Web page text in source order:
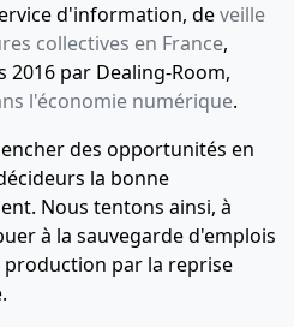
d'information, deveille
collectives en France,
par Dealing-Room,
l'économie numérique.
des opportunités en
la bonne
Nous tentons ainsi, à
à la sauvegarde d'emplois
par la reprise